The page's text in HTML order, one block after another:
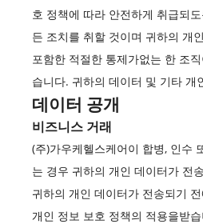
호 정책에 따라 안전하게 취급되
든 조치를 취할 것이며 귀하의 개
포함한 적절한 통제가없는 한 조
습니다. 귀하의 데이터 및 기타 개
데이터 공개
비즈니스 거래
(주)가우케헬스케어이 합병, 인수
는 경우 귀하의 개인 데이터가 전
귀하의 개인 데이터가 전송되기
개인 정보 보호 정책의 적용을받